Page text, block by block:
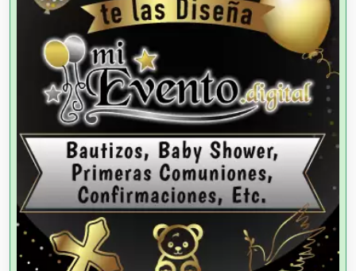
Alquiler de Equipos para Fiestas
Alquiler de Sillas y Mesas
Alquiler de Trajes de Etiqueta
Alta Costura
Aluminio